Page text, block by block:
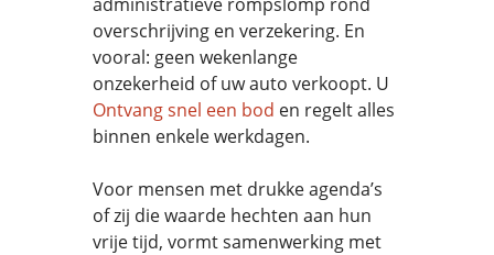
overschrijving en verzekering. En
vooral: geen wekenlange
onzekerheid of uw auto verkoopt. U
Ontvang snel een bod en regelt alles
binnen enkele werkdagen.
Voor mensen met drukke agenda’s
of zij die waarde hechten aan hun
vrije tijd, vormt samenwerking met